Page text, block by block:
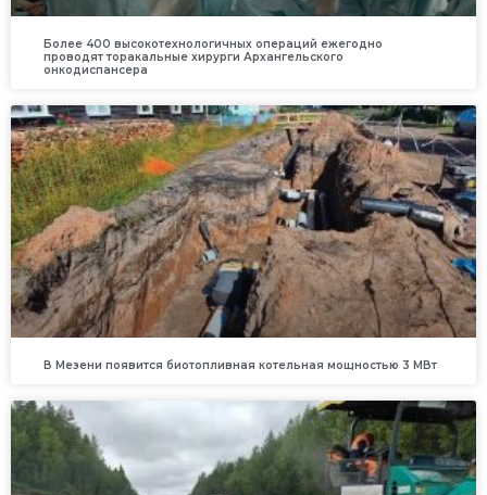
Более 400 высокотехнологичных операций ежегодно
проводят торакальные хирурги Архангельского
онкодиспансера
В Мезени появится биотопливная котельная мощностью 3 МВт